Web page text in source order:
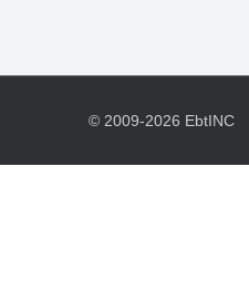
© 2009-2026 EbtINC